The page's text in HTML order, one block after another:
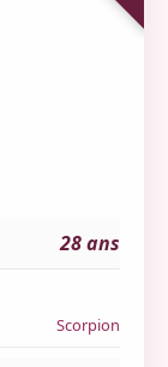
28 ans
Scorpion